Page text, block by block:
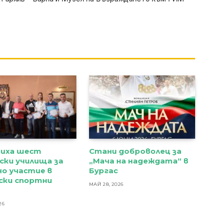
шест
училища за
участие в
спортни
Стани доброволец за
„Мача на надеждата“ в
Бургас
МАЙ 28, 2026